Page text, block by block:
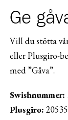
Ge
Vill du stötta
eller Plusgiro-
med ”Gåva”.
Swishnummer:
Plusgiro: